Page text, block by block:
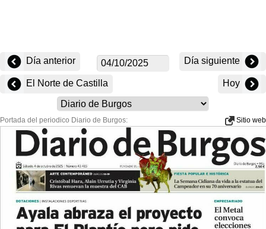
Día anterior Día siguiente
El Norte de Castilla Hoy
Portada del periodico Diario de Burgos: Sitio web